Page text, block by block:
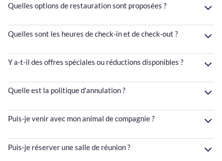
Quelles options de restauration sont proposées ?
Quelles sont les heures de check-in et de check-out ?
Y a-t-il des offres spéciales ou réductions disponibles ?
Quelle est la politique d'annulation ?
Puis-je venir avec mon animal de compagnie ?
Puis-je réserver une salle de réunion ?